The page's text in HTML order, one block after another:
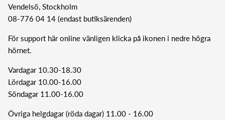
Vendelsö, Stockholm
08-776 04 14 (endast butiksärenden)
För support här online vänligen klicka på ikonen i nedre högra
hörnet.
Vardagar 10.30-18.30
Lördagar 10.00-16.00
Söndagar 11.00-16.00
Övriga helgdagar (röda dagar) 11.00 - 16.00
Prenumera på nyhetsbrevet